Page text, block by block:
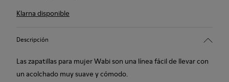
Klarna disponible
Descripción
Las zapatillas para mujer Wabi son una línea fácil de llevar con
un acolchado muy suave y cómodo.